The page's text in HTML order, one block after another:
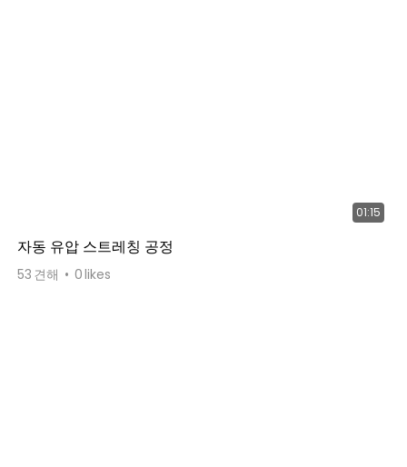
01:15
자동 유압 스트레칭 공정
53 견해 0likes